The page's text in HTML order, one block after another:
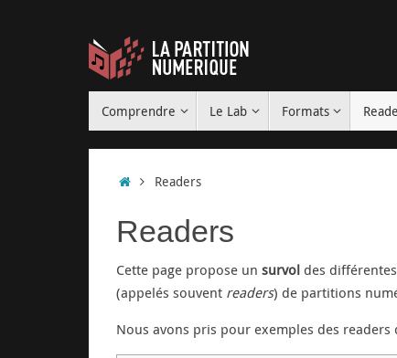
Comprendre Le Lab Formats
AccueilReaders
Readers
Cette page propose un survol des
(appelés souvent readers) de partitions
Nous avons pris pour exemples des